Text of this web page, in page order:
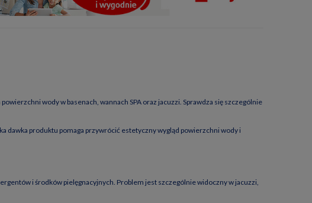
wody w basenach, wannach SPA oraz jacuzzi. Sprawdza się szczególnie
dawka produktu pomaga przywrócić estetyczny wygląd powierzchni wody i
i środków pielęgnacyjnych. Problem jest szczególnie widoczny w jacuzzi,